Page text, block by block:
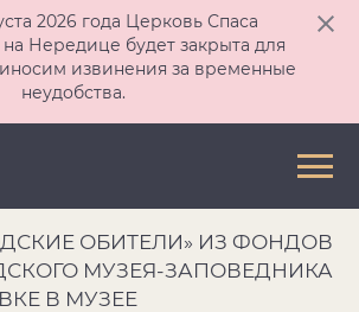
2026 года Церковь Спаса
Нередице будет закрыта для
извинения за временные
неудобства.
ОБИТЕЛИ» ИЗ ФОНДОВ
МУЗЕЯ-ЗАПОВЕДНИКА
В МУЗЕЕ